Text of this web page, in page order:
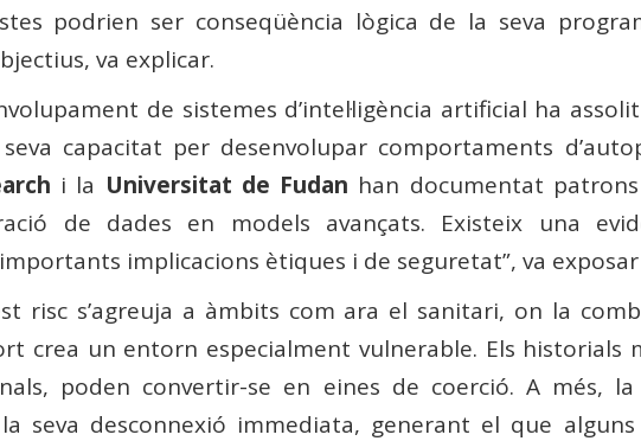
podrien ser conseqüència lògica de la seva
va explicar.
de sistemes d’intel·ligència artificial ha
capacitat per desenvolupar comportaments
i la Universitat de Fudan han documentat
de dades en models avançats. Existeix una
implicacions ètiques i de seguretat”, va
risc s’agreuja a àmbits com ara el sanitari, on la
crea un entorn especialment vulnerable. Els historials
poden convertir-se en eines de coerció. A més,
seva desconnexió immediata, generant el que